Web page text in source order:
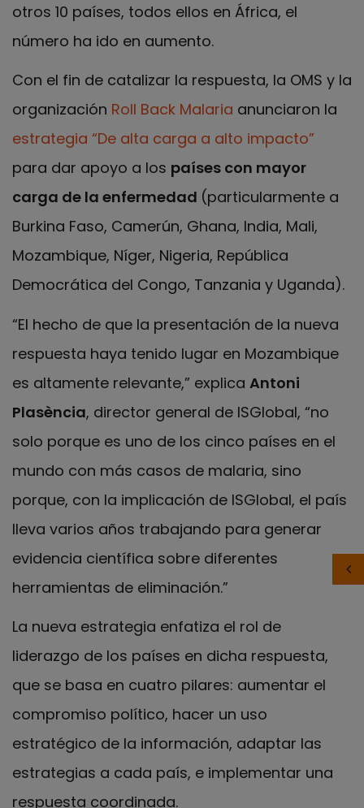
otros 10 países, todos ellos en África, el
número ha ido en aumento.
Con el fin de catalizar la respuesta, la OMS y la
organización Roll Back Malaria anunciaron la
estrategia “De alta carga a alto impacto”
para dar apoyo a los países con mayor
carga de la enfermedad (particularmente a
Burkina Faso, Camerún, Ghana, India, Mali,
Mozambique, Níger, Nigeria, República
Democrática del Congo, Tanzania y Uganda).
“El hecho de que la presentación de la nueva
respuesta haya tenido lugar en Mozambique
es altamente relevante,” explica Antoni
Plasència, director general de ISGlobal, “no
solo porque es uno de los cinco países en el
mundo con más casos de malaria, sino
porque, con la implicación de ISGlobal, el país
lleva varios años trabajando para generar
evidencia científica sobre diferentes
herramientas de eliminación.”
La nueva estrategia enfatiza el rol de
liderazgo de los países en dicha respuesta,
que se basa en cuatro pilares: aumentar el
compromiso político, hacer un uso
estratégico de la información, adaptar las
estrategias a cada país, e implementar una
respuesta coordinada.